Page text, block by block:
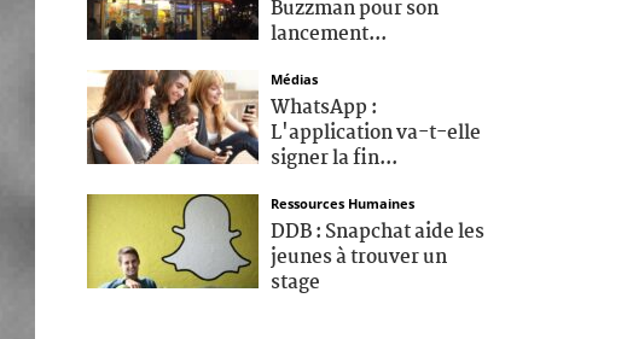
Buzzman pour son
lancement...
Médias
WhatsApp :
L'application va-t-elle
signer la fin...
Ressources Humaines
DDB : Snapchat aide les
jeunes à trouver un
stage